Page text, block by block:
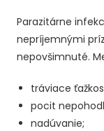
Parazitárne
nepríjemnými
nepovšimnuté.
tráviace
pocit
nadúvanie;